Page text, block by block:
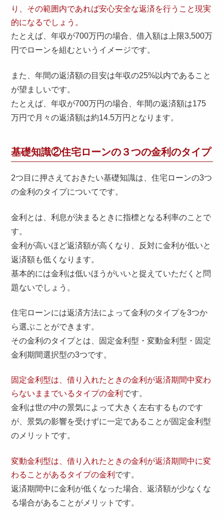
り、その範囲内であれば安心安全な返済を行うこと現実
的になるでしょう。
たとえば、年収が700万円の場合、借入額は上限3,500万
円でローンを組むというイメージです。
また、年間の返済額の目安は年収の25%以内であること
が望ましいです。
たとえば、年収が700万円の場合、年間の返済額は175
万円で月々の返済額は約14.5万円となります。
基礎知識②住宅ローンの３つの金利のタイプ
2つ目に押さえておきたい基礎知識は、住宅ローンの3つ
の金利のタイプについてです。
金利とは、利息が決まるときに指標となる利率のことで
す。
金利が高いほど返済額が高くなり、反対に金利が低いと
返済額も低くなります。
基本的には金利は低いほうがいいと捉えていただくと問
題ないでしょう。
住宅ローンには返済方法によって金利のタイプを3つか
ら選ぶことができます。
その金利のタイプとは、固定金利型・変動金利型・固定
金利期間選択型の3つです。
固定金利型は、借り入れたときの金利が返済期間中変わ
らないままでいるタイプの金利 です。
金利は世の中の景気によって大きく左右するものです
が、景気の影響を受けずに一定であることが固定金利型
のメリットです。
変動金利型は、借り入れたときの金利が返済期間中に変
わることがあるタイプの金利 です。
返済期間中に金利が低くなった場合、返済額が少なくな
る場合があることがメリットです。